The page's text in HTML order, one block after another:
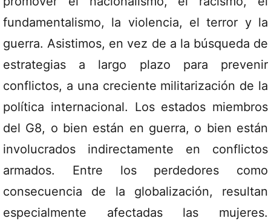
fundamentalismo, la violencia, el terror y la
guerra. Asistimos, en vez de a la búsqueda de
estrategias a largo plazo para prevenir
conflictos, a una creciente militarización de la
política internacional. Los estados miembros
del G8, o bien están en guerra, o bien están
involucrados indirectamente en conflictos
armados. Entre los perdedores como
consecuencia de la globalización, resultan
especialmente afectadas las mujeres.